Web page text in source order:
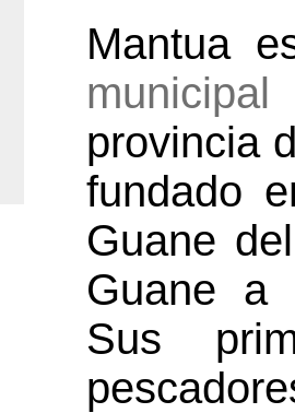
Mantua
municipal
provincia
fundado
Guane
Guane a
Sus